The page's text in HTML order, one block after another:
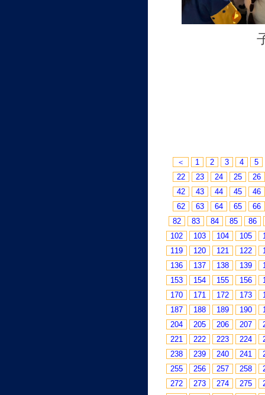
＜ 1 2 3 4
5
22
23 24 25
26
42
43 44 45
46
62
63 64 65
66
82
83 84 85
86
102
103 104 105
119
120 121 122
136
137 138 139
153
154 155 156
170
171 172 173
187
188 189 190
204
205 206 207
221
222 223 224
238
239 240 241
255
256 257 258
272
273 274 275